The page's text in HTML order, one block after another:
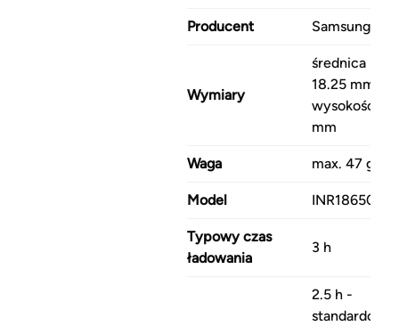
Producent Samsung
Wymiary
średnica max.
18.25 mm,
wysokość
mm
Waga max. 47 g
Model INR18650-
Typowy czas
ładowania
3 h
2.5 h -
standardowy